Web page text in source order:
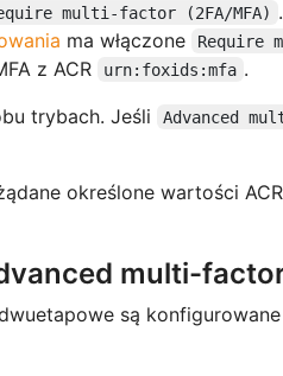
multi-factor (2FA/MFA) .
ma włączone Require
z ACR
urn:foxids:mfa .
trybach. Jeśli
Advanced
określone wartości
multi-
są